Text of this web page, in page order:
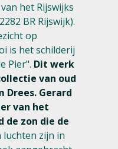
het Rijswijks
BR Rijswijk).
op
is het schilderij
Pier". Dit werk
van oud
Drees. Gerard
van het
de zon die de
luchten zijn in